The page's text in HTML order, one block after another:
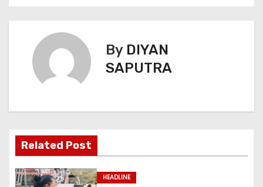
By DIYAN
SAPUTRA
Related Post
HEADLINE